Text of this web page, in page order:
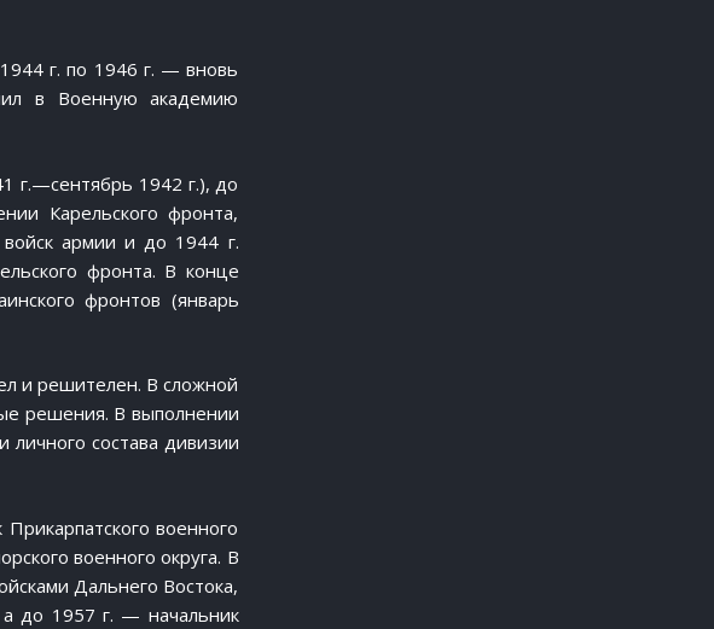
г. по 1946 г. — вновь
в Военную академию
г.—сентябрь 1942 г.), до
Карельского фронта,
армии и до 1944 г.
фронта. В конце
фронтов (январь
и решителен. В сложной
решения. В выполнении
состава дивизии
военного
военного округа. В
Дальнего Востока,
до 1957 г. — начальник